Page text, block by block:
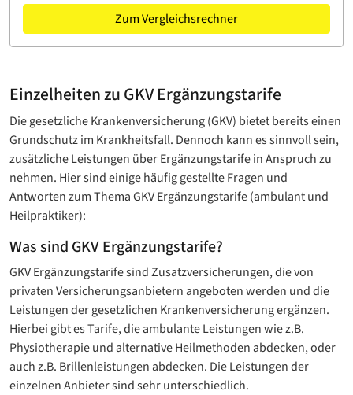
Zum Vergleichsrechner
Einzelheiten zu GKV Ergänzungstarife
Die gesetzliche Krankenversicherung (GKV) bietet bereits einen
Grundschutz im Krankheitsfall. Dennoch kann es sinnvoll sein,
zusätzliche Leistungen über Ergänzungstarife in Anspruch zu
nehmen. Hier sind einige häufig gestellte Fragen und
Antworten zum Thema GKV Ergänzungstarife (ambulant und
Heilpraktiker):
Was sind GKV Ergänzungstarife?
GKV Ergänzungstarife sind Zusatzversicherungen, die von
privaten Versicherungsanbietern angeboten werden und die
Leistungen der gesetzlichen Krankenversicherung ergänzen.
Hierbei gibt es Tarife, die ambulante Leistungen wie z.B.
Physiotherapie und alternative Heilmethoden abdecken, oder
auch z.B. Brillenleistungen abdecken. Die Leistungen der
einzelnen Anbieter sind sehr unterschiedlich.